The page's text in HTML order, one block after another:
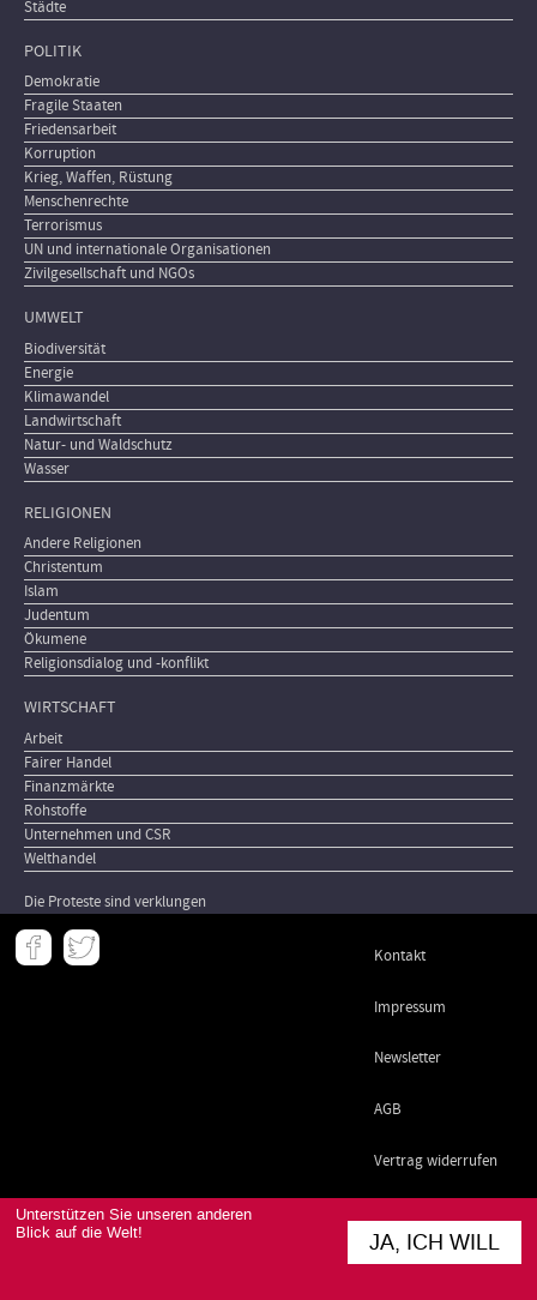
Unterstützen Sie unseren anderen
Blick auf die Welt!
JA, ICH WILL
Städte
POLITIK
Demokratie
Fragile Staaten
Friedensarbeit
Korruption
Krieg, Waffen, Rüstung
Menschenrechte
Terrorismus
UN und internationale Organisationen
Zivilgesellschaft und NGOs
UMWELT
Biodiversität
Energie
Klimawandel
Landwirtschaft
Natur- und Waldschutz
Wasser
RELIGIONEN
Andere Religionen
Christentum
Islam
Judentum
Ökumene
Religionsdialog und -konflikt
WIRTSCHAFT
Arbeit
Fairer Handel
Finanzmärkte
Rohstoffe
Unternehmen und CSR
Welthandel
Die Proteste sind verklungen
Meta
- Kontakt
Impressum
Newsletter
AGB
Vertrag widerrufen